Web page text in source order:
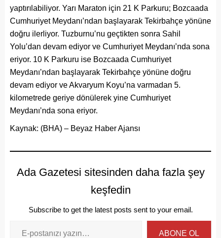
yaptırılabiliyor. Yarı Maraton için 21 K Parkuru; Bozcaada
Cumhuriyet Meydanı’ndan başlayarak Tekirbahçe yönüne
doğru ilerliyor. Tuzburnu’nu geçtikten sonra Sahil
Yolu’dan devam ediyor ve Cumhuriyet Meydanı’nda sona
eriyor. 10 K Parkuru ise Bozcaada Cumhuriyet
Meydanı’ndan başlayarak Tekirbahçe yönüne doğru
devam ediyor ve Akvaryum Koyu’na varmadan 5.
kilometrede geriye dönülerek yine Cumhuriyet
Meydanı’nda sona eriyor.
Kaynak: (BHA) – Beyaz Haber Ajansı
Ada Gazetesi sitesinden daha fazla şey
keşfedin
Subscribe to get the latest posts sent to your email.
ABONE OL